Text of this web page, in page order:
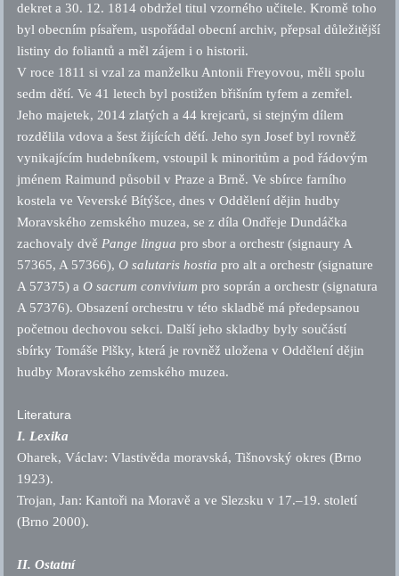
dekret a 30. 12. 1814 obdržel titul vzorného učitele. Kromě toho
byl obecním písařem, uspořádal obecní archiv, přepsal důležitější
listiny do foliantů a měl zájem i o historii.
V roce 1811 si vzal za manželku Antonii Freyovou, měli spolu
sedm dětí. Ve 41 letech byl postižen břišním tyfem a zemřel.
Jeho majetek, 2014 zlatých a 44 krejcarů, si stejným dílem
rozdělila vdova a šest žijících dětí. Jeho syn Josef byl rovněž
vynikajícím hudebníkem, vstoupil k minoritům a pod řádovým
jménem Raimund působil v Praze a Brně. Ve sbírce farního
kostela ve Veverské Bítýšce, dnes v Oddělení dějin hudby
Moravského zemského muzea, se z díla Ondřeje Dundáčka
zachovaly dvěPange lingua pro sbor a orchestr (signaury A
57365, A 57366),O salutaris hostia pro alt a orchestr (signature
A 57375) aO sacrum convivium pro soprán a orchestr (signatura
A 57376). Obsazení orchestru v této skladbě má předepsanou
početnou dechovou sekci. Další jeho skladby byly součástí
sbírky Tomáše Plšky, která je rovněž uložena v Oddělení dějin
hudby Moravského zemského muzea.
Literatura
I. Lexika
Oharek, Václav: Vlastivěda moravská, Tišnovský okres (Brno
1923).
Trojan, Jan: Kantoři na Moravě a ve Slezsku v 17.–19. století
(Brno 2000).
II. Ostatní